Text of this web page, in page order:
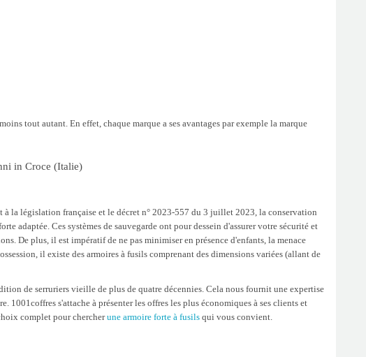
tout autant. En effet, chaque marque a ses avantages par exemple la marque
in Croce (Italie)
à la législation française et le décret n° 2023-557 du 3 juillet 2023, la conservation
adaptée. Ces systèmes de sauvegarde ont pour dessein d'assurer votre sécurité et
De plus, il est impératif de ne pas minimiser en présence d'enfants, la menace
il existe des armoires à fusils comprenant des dimensions variées (allant de
de serruriers vieille de plus de quatre décennies. Cela nous fournit une expertise
s'attache à présenter les offres les plus économiques à ses clients et
complet pour chercherune armoire forte à fusils qui vous convient.